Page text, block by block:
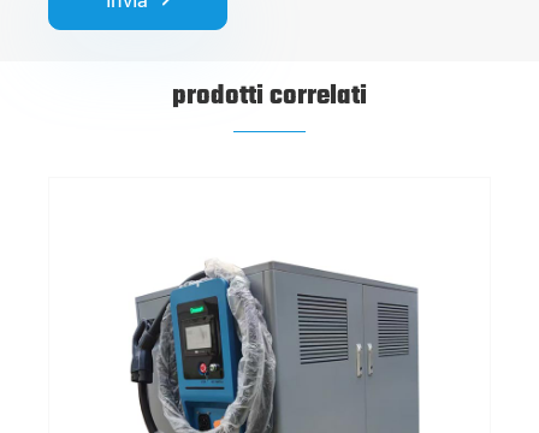
prodotti correlati
Visualizza altro >>